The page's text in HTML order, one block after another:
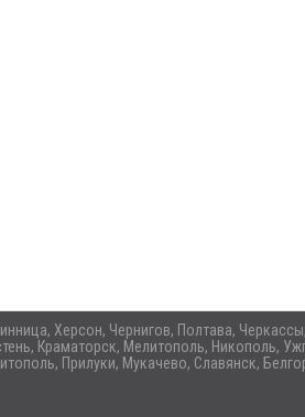
Херсон, Чернигов, Полтава,
Краматорск, Мелитополь, Никополь,
Прилуки, Мукачево, Славянск,